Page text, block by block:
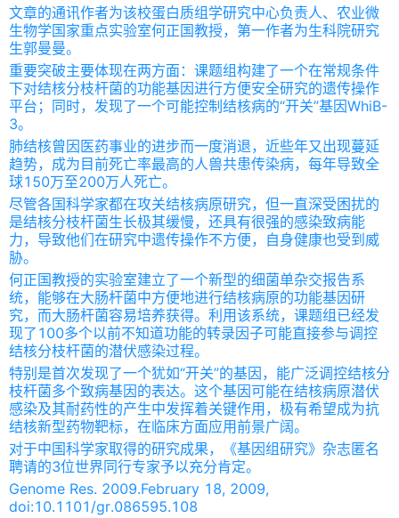
文章的通讯作者为该校蛋白质组学研究中心负责人、农业微
生物学国家重点实验室何正国教授，第一作者为生科院研究
生郭曼曼。
重要突破主要体现在两方面：课题组构建了一个在常规条件
下对结核分枝杆菌的功能基因进行方便安全研究的遗传操作
平台；同时，发现了一个可能控制结核病的“开关”基因WhiB-
3。
肺结核曾因医药事业的进步而一度消退，近些年又出现蔓延
趋势，成为目前死亡率最高的人兽共患传染病，每年导致全
球150万至200万人死亡。
尽管各国科学家都在攻关结核病原研究，但一直深受困扰的
是结核分枝杆菌生长极其缓慢，还具有很强的感染致病能
力，导致他们在研究中遗传操作不方便，自身健康也受到威
胁。
何正国教授的实验室建立了一个新型的细菌单杂交报告系
统，能够在大肠杆菌中方便地进行结核病原的功能基因研
究，而大肠杆菌容易培养获得。利用该系统，课题组已经发
现了100多个以前不知道功能的转录因子可能直接参与调控
结核分枝杆菌的潜伏感染过程。
特别是首次发现了一个犹如“开关”的基因，能广泛调控结核分
枝杆菌多个致病基因的表达。这个基因可能在结核病原潜伏
感染及其耐药性的产生中发挥着关键作用，极有希望成为抗
结核新型药物靶标，在临床方面应用前景广阔。
对于中国科学家取得的研究成果，《基因组研究》杂志匿名
聘请的3位世界同行专家予以充分肯定。
Genome Res. 2009.February 18, 2009,
doi:10.1101/gr.086595.108